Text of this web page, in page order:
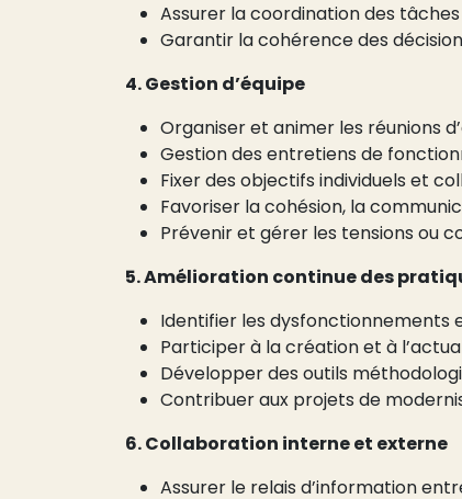
Assurer la coordination des
Garantir la cohérence des
4. Gestion d’équipe
Organiser et animer les réunions
Gestion des entretiens de
Fixer des objectifs individuels et
Favoriser la cohésion, la
Prévenir et gérer les tensions ou
5. Amélioration continue des
Identifier les dysfonctionnements
Participer à la création et à
Développer des outils
Contribuer aux projets de
6. Collaboration interne et externe
Assurer le relais d’information